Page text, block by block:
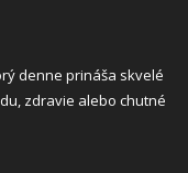
denne prináša skvelé
zdravie alebo chutné